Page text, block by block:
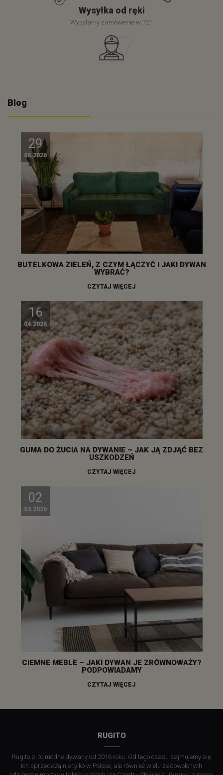
Wysyłka od ręki
Wysyłamy zamówienie w 72h
Blog
29
05.2026
BUTELKOWA ZIELEŃ, Z CZYM ŁĄCZYĆ I JAKI DYWAN
WYBRAĆ?
CZYTAJ WIĘCEJ
16
04.2026
GUMA DO ŻUCIA NA DYWANIE – JAK JĄ ZDJĄĆ BEZ
USZKODZEŃ
CZYTAJ WIĘCEJ
02
03.2026
CIEMNE MEBLE – JAKI DYWAN JE ZRÓWNOWAŻY?
PODPOWIADAMY
CZYTAJ WIĘCEJ
RUGITO
Rugito.pl to modne dywany od 2016 roku. Od tego czasu zajmujemy się
ich sprzedażą nie tylko w Polsce, ale również wielu zadowolonych